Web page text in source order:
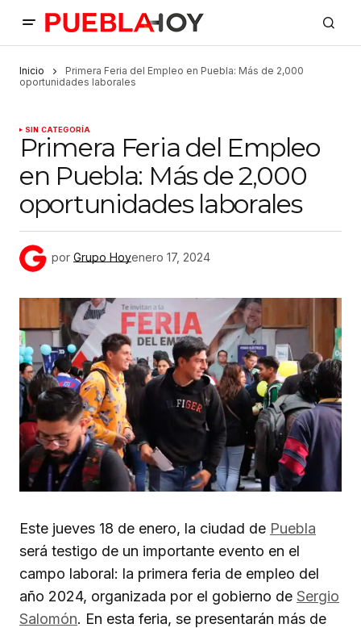
Inicio
Primera Feria del Empleo en Puebla: Más de 2,000
oportunidades laborales
SIN CATEGORÍA
Primera Feria del Empleo
en Puebla: Más de 2,000
oportunidades laborales
por Grupo Hoyenero 17, 2024
Este jueves 18 de enero, la ciudad de Puebla
será testigo de un importante evento en el
campo laboral: la primera feria de empleo del
año 2024, organizada por el gobierno de Sergio
Salomón. En esta feria, se presentarán más de